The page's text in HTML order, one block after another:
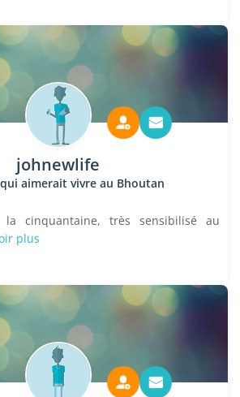
johnewlife
aimerait vivre au Bhoutan
cinquantaine, très sensibilisé au
plus